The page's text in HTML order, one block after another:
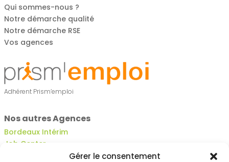
Gérer le consentement
Qui sommes-nous ?
Notre démarche qualité
Notre démarche RSE
Vos agences
Adhérent Prism’emploi
Nos autres Agences
Bordeaux Intérim
Job Center